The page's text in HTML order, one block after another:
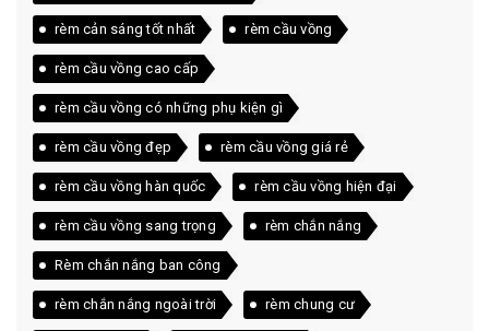
rèm cản sáng tốt nhất rèm cầu vồng
rèm cầu vồng cao cấp
rèm cầu vồng có những phụ kiện gì
rèm cầu vồng đẹp rèm cầu vồng giá rẻ
rèm cầu vồng hàn quốc rèm cầu vồng hiện đại
rèm cầu vồng sang trọng rèm chắn nắng
Rèm chắn nắng ban công
rèm chắn nắng ngoài trời rèm chung cư